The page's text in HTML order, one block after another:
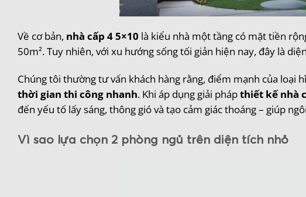
Về cơ bản, nhà cấp 4 5×10 là kiểu nhà một tầng có mặt tiền
50m². Tuy nhiên, với xu hướng sống tối giản hiện nay, đây là
Chúng tôi thường tư vấn khách hàng rằng, điểm mạnh của loại
thời gian thi công nhanh. Khi áp dụng giải phápthiết kế nhà
đến yếu tố lấy sáng, thông gió và tạo cảm giác thoáng – giúp
Vì sao lựa chọn 2 phòng ngủ trên diện tích nhỏ